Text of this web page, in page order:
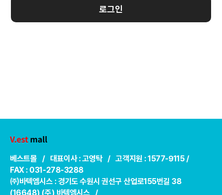
로그인
베스트몰 / 대표이사 : 고영탁 / 고객지원 : 1577-9115 /
FAX : 031-278-3288
㈜바텍엠시스 : 경기도 수원시 권선구 산업로155번길 38
(16648) (주) 바텍엠시스 /